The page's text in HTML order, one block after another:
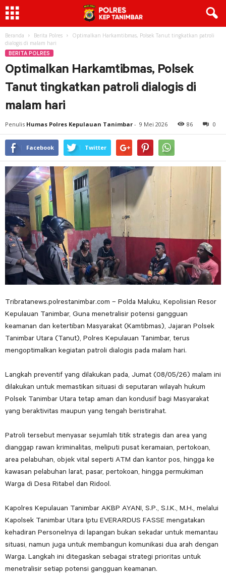
Beranda Berita Polres
Optimalkan Harkamtibmas, Polsek Tanut tingkatkan patroli
dialogis di malam hari
BERITA POLRES
Optimalkan Harkamtibmas, Polsek
Tanut tingkatkan patroli dialogis di
malam hari
Penulis Humas Polres Kepulauan Tanimbar - 9 Mei 2026 86 0
Facebook Twitter
Tribratanews.polrestanimbar.com – Polda Maluku, Kepolisian Resor
Kepulauan Tanimbar, Guna menetralisir potensi gangguan
keamanan dan ketertiban Masyarakat (Kamtibmas), Jajaran Polsek
Tanimbar Utara (Tanut), Polres Kepulauan Tanimbar, terus
mengoptimalkan kegiatan patroli dialogis pada malam hari.
Langkah preventif yang dilakukan pada, Jumat (08/05/26) malam ini
dilakukan untuk memastikan situasi di seputaran wilayah hukum
Polsek Tanimbar Utara tetap aman dan kondusif bagi Masyarakat
yang beraktivitas maupun yang tengah beristirahat.
Patroli tersebut menyasar sejumlah titik strategis dan area yang
dianggap rawan kriminalitas, meliputi pusat keramaian, pertokoan,
area pelabuhan, objek vital seperti ATM dan kantor pos, hingga ke
kawasan pelabuhan larat, pasar, pertokoan, hingga permukiman
Warga di Desa Ritabel dan Ridool.
Kapolres Kepulauan Tanimbar AKBP AYANI, S.P., S.I.K., M.H., melalui
Kapolsek Tanimbar Utara Iptu EVERARDUS FASSE mengatakan
kehadiran Personelnya di lapangan bukan sekadar untuk memantau
situasi, namun juga untuk membangun komunikasi dua arah dengan
Warga. Langkah ini ditegaskan sebagai strategi prioritas untuk
menetralisir setiap potensi gangguan keamanan.